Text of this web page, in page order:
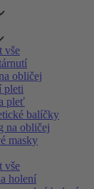
vše
obličej
pleti
pleť
balíčky
na obličej
masky
vše
holení